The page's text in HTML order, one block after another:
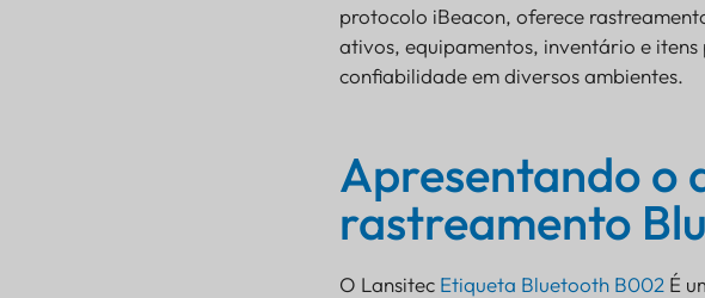
protocolo iBeacon, oferece
ativos, equipamentos, inventário e
confiabilidade em diversos ambientes.
Apresentando o
rastreamento
O Lansitec Etiqueta Bluetooth B002 É